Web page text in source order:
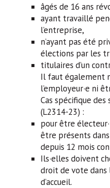
âgés de 16 ans
ayant travaillé
l’entreprise,
n’ayant pas été
élections par les
titulaires d’un
Il faut également
l’employeur·e ni
Cas spécifique
(L2314-23) :
pour être
être présents
depuis 12 mois
Ils·elles doivent
droit de vote dans
d’accueil.